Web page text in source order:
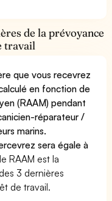
de la prévoyance
travail
que vous recevrez
en fonction de
(RAAM) pendant
réparateur /
marins.
sera égale à
RAAM est la
3 dernières
de travail.